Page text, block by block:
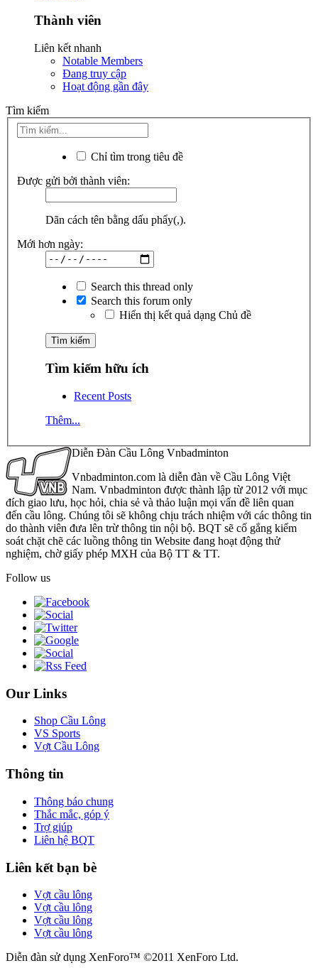
Thành viên
Liên kết nhanh
Notable Members
Đang truy cập
Hoạt động gần đây
Tìm kiếm
Chỉ tìm trong tiêu đề
Được gửi bởi thành viên:
Dãn cách tên bằng dấu phẩy(,).
Mới hơn ngày:
Search this thread only
Search this forum only
Hiển thị kết quả dạng Chủ đề
Tìm kiếm hữu ích
Recent Posts
Thêm...
Diễn Đàn Cầu Lông Vnbadminton
Vnbadminton.com là diễn đàn về Cầu Lông Việt
Nam. Vnbadminton được thành lập từ 2012 với mục
đích giao lưu, học hỏi, chia sẻ và thảo luận mọi vấn đề liên quan
đến cầu lông. Chúng tôi sẽ không chịu trách nhiệm với các thông tin
do thành viên đưa lên trừ thông tin nội bộ. BQT sẽ cố gắng kiểm
soát chặt chẽ các luồng thông tin Website đang hoạt động thử
nghiệm, chờ giấy phép MXH của Bộ TT & TT.
Follow us
Our Links
Shop Cầu Lông
VS Sports
Vợt Cầu Lông
Thông tin
Thông báo chung
Thắc mắc, góp ý
Trợ giúp
Liên hệ BQT
Liên kết bạn bè
Vợt cầu lông
Vợt cầu lông
Vợt cầu lông
Vợt cầu lông
Diễn đàn sử dụng XenForo™ ©2011 XenForo Ltd.